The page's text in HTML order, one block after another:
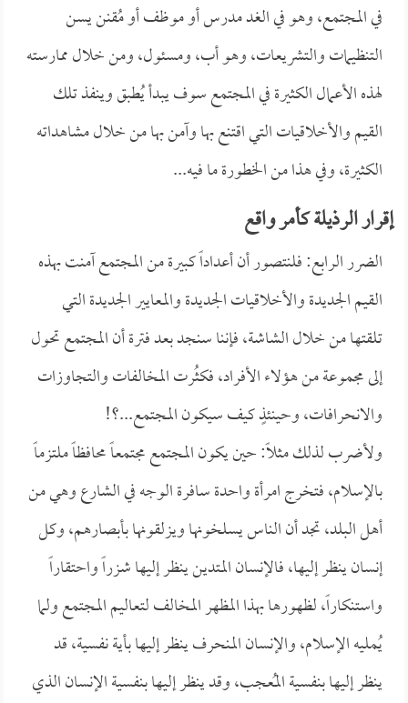
في المجتمع، وهو في الغد مدرس أو موظف أو مُقنن يسن
التنظيمات والتشريعات، وهو أب، ومسئول، ومن خلال ممارسته
لهذه الأعمال الكثيرة في المجتمع سوف يبدأ يُطبق وينفذ تلك
القيم والأخلاقيات التي اقتنع بها وآمن بها من خلال مشاهداته
الكثيرة، وفي هذا من الخطورة ما فيه...
إقرار الرذيلة كأمر واقع
الضرر الرابع: فلنتصور أن أعداداً كبيرة من المجتمع آمنت بهذه
القيم الجديدة والأخلاقيات الجديدة والمعايير الجديدة التي
تلقتها من خلال الشاشة، فإننا سنجد بعد فترة أن المجتمع تحول
إلى مجموعة من هؤلاء الأفراد، فكثُرت المخالفات والتجاوزات
والانحرافات، وحينئذٍ كيف سيكون المجتمع...؟!
ولأضرب لذلك مثلاً: حين يكون المجتمع مجتمعاً محافظاً ملتزماً
بالإسلام، فتخرج امرأة واحدة سافرة الوجه في الشارع وهي من
أهل البلد، تجد أن الناس يسلخونها ويزلقونها بأبصارهم، وكل
إنسان ينظر إليها، فالإنسان المتدين ينظر إليها شزراً واحتقاراً
واستنكاراً، لظهورها بهذا المظهر المخالف لتعاليم المجتمع ولما
يُمليه الإسلام، والإنسان المنحرف ينظر إليها بأية نفسية، قد
ينظر إليها بنفسية المُعجب، وقد ينظر إليها بنفسية الإنسان الذي